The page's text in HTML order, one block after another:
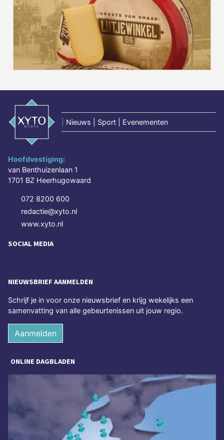
Nieuws | Sport | Evenementen
Hoofdvestiging:
van Benthuizenlaan 1
1701 BZ Heerhugowaard
072 8200 600
redactie@xyto.nl
www.xyto.nl
SOCIAL MEDIA
NIEUWSBRIEF AANMELDEN
Schrijf je in voor onze nieuwsbrief en krijg wekelijks een
samenvatting van alle gebeurtenissen uit jouw regio.
Aanmelden
ONLINE DAGBLADEN